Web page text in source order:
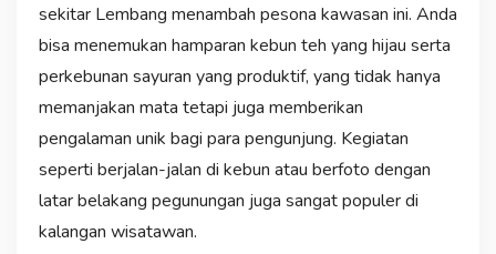
sekitar Lembang menambah pesona kawasan ini. Anda
bisa menemukan hamparan kebun teh yang hijau serta
perkebunan sayuran yang produktif, yang tidak hanya
memanjakan mata tetapi juga memberikan
pengalaman unik bagi para pengunjung. Kegiatan
seperti berjalan-jalan di kebun atau berfoto dengan
latar belakang pegunungan juga sangat populer di
kalangan wisatawan.